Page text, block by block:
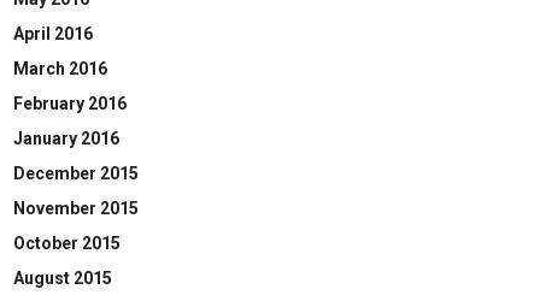
April 2016
March 2016
February 2016
January 2016
December 2015
November 2015
October 2015
August 2015